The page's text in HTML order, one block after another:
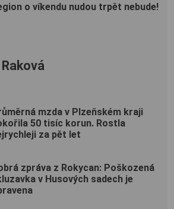
o víkendu nudou trpět nebude!
mzda v Plzeňském kraji
50 tisíc korun. Rostla
za pět let
zpráva z Rokycan: Poškozená
v Husových sadech je